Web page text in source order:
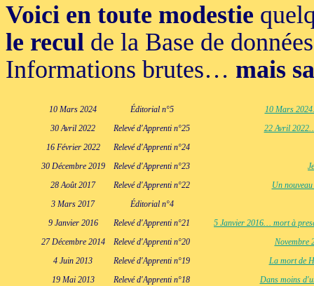
Voici en toute modestie
le recul de la Base de
Informations brutes… mais
10 Mars 2024 Éditorial n°5
10 Mars
30 Avril 2022
Relevé d'Apprenti n°25
22 Avril
16 Février 2022
Relevé d'Apprenti n°24
30 Décembre 2019
Relevé d'Apprenti n°23
28 Août 2017
Relevé d'Apprenti n°22
Un
3 Mars 2017
Éditorial n°4
9 Janvier 2016
Relevé d'Apprenti n°21
5 Janvier 2016… mort à
27 Décembre 2014
Relevé d'Apprenti n°20
Novembre
4 Juin 2013
Relevé d'Apprenti n°19
La mort de
19 Mai 2013
Relevé d'Apprenti n°18
Dans moins